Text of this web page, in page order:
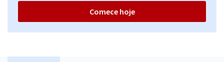
Comece hoje